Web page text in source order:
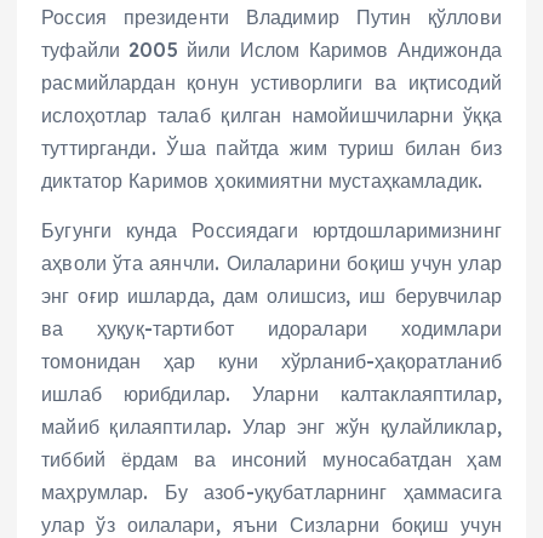
Россия президенти Владимир Путин қўллови
туфайли 2005 йили Ислом Каримов Андижонда
расмийлардан қонун устиворлиги ва иқтисодий
ислоҳотлар талаб қилган намойишчиларни ўққа
туттирганди. Ўша пайтда жим туриш билан биз
диктатор Каримов ҳокимиятни мустаҳкамладик.
Бугунги кунда Россиядаги юртдошларимизнинг
аҳволи ўта аянчли. Оилаларини боқиш учун улар
энг оғир ишларда, дам олишсиз, иш берувчилар
ва ҳуқуқ-тартибот идоралари ходимлари
томонидан ҳар куни хўрланиб-ҳақоратланиб
ишлаб юрибдилар. Уларни калтаклаяптилар,
майиб қилаяптилар. Улар энг жўн қулайликлар,
тиббий ёрдам ва инсоний муносабатдан ҳам
маҳрумлар. Бу азоб-уқубатларнинг ҳаммасига
улар ўз оилалари, яъни Сизларни боқиш учун